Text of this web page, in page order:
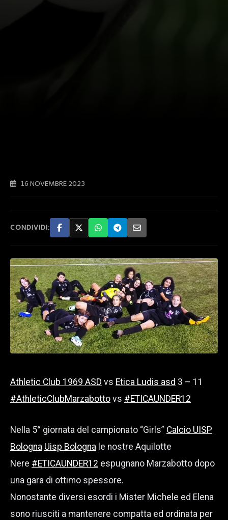
16 NOVEMBRE 2023
CONDIVIDI:
Athletic Club 1969 ASD vs Etica Ludis asd 3 – 11
#AthleticClubMarzabotto vs #ETICAUNDER12
Nella 5° giornata del campionato “Girls” Calcio UISP
Bologna Uisp Bologna le nostre Aquilotte
Nere #ETICAUNDER12 espugnano Marzabotto dopo
una gara di ottimo spessore.
Nonostante diversi esordi i Mister Michele ed Elena
sono riusciti a mantenere compatta ed ordinata per